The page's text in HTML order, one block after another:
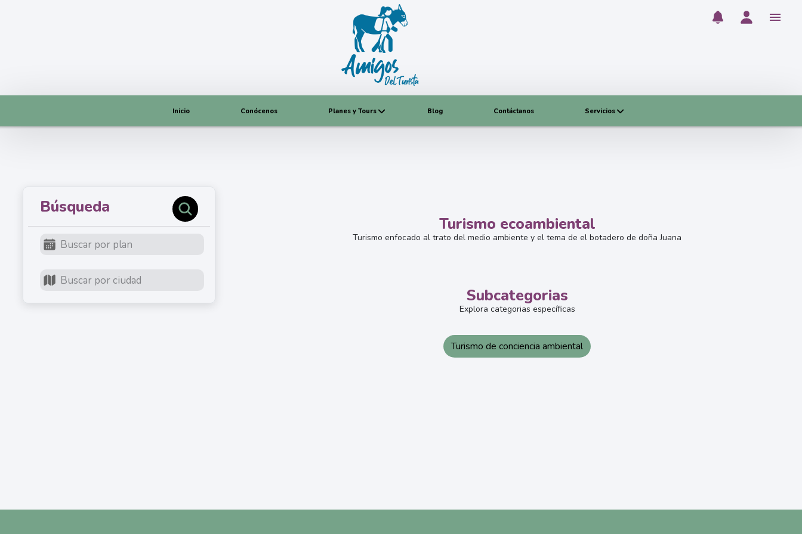
Inicio Conócenos Planes y Tours Blog Contáctanos Servicios
Búsqueda
Turismo ecoambiental
Turismo enfocado al trato del medio ambiente y el tema de el botadero de doña Juana
Subcategorias
Explora categorias específicas
Turismo de conciencia ambiental